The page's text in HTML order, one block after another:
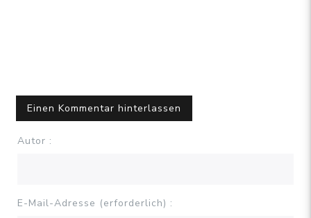
Einen Kommentar hinterlassen
Autor :
E-Mail-Adresse (erforderlich) :